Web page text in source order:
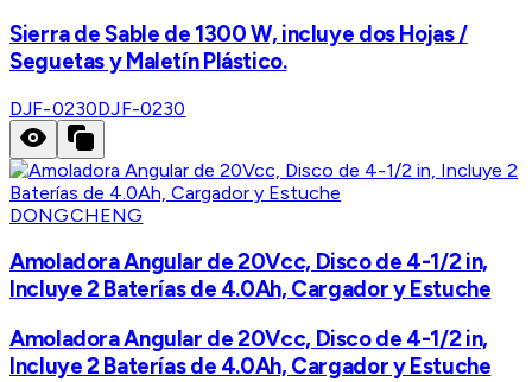
Sierra de Sable de 1300 W, incluye dos Hojas /
Seguetas y Maletín Plástico.
DJF-0230DJF-0230
DONGCHENG
Amoladora Angular de 20Vcc, Disco de 4-1/2 in,
Incluye 2 Baterías de 4.0Ah, Cargador y Estuche
Amoladora Angular de 20Vcc, Disco de 4-1/2 in,
Incluye 2 Baterías de 4.0Ah, Cargador y Estuche